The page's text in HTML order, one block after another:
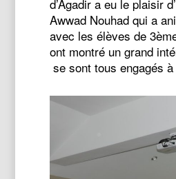
d’Agadir a eu le plaisir
Awwad Nouhad qui a
avec les élèves de
ont montré un grand
se sont tous engagés